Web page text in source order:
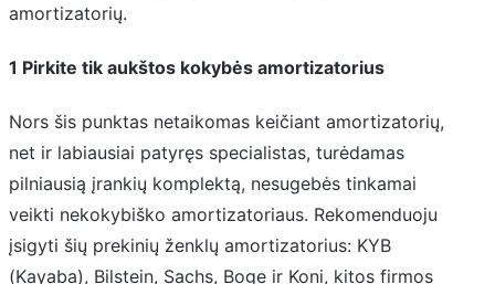
amortizatorių.
1 Pirkite tik aukštos kokybės amortizatorius
Nors šis punktas netaikomas keičiant amortizatorių,
net ir labiausiai patyręs specialistas, turėdamas
pilniausią įrankių komplektą, nesugebės tinkamai
veikti nekokybiško amortizatoriaus. Rekomenduoju
įsigyti šių prekinių ženklų amortizatorius: KYB
(Kayaba), Bilstein, Sachs, Boge ir Koni, kitos firmos